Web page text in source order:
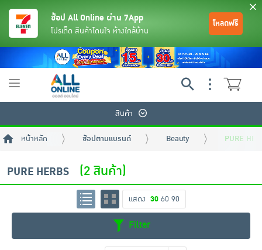
ช้อป All Online ผ่าน 7App
โปรเด็ด สินค้าโดนใจ ห้างใกล้บ้าน
โหลดฟรี
Toggle
สินค้า
หน้าหลัก ช้อปตามแบรนด์ Beauty PURE
PURE HERBS (2 สินค้า)
แสดง 30 60 90
Filter